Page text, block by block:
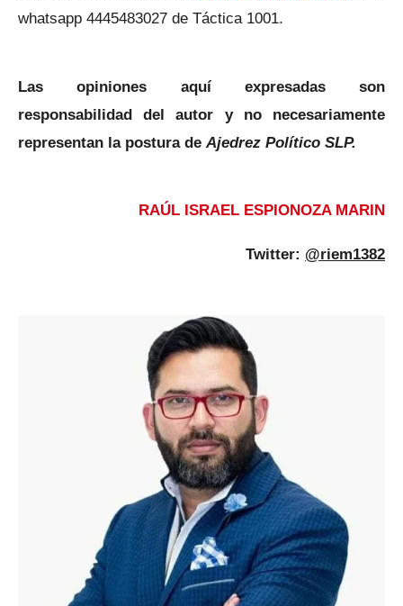
whatsapp 4445483027 de Táctica 1001.
Las opiniones aquí expresadas son
responsabilidad del autor y no necesariamente
representan la postura de Ajedrez Político SLP.
RAÚL ISRAEL ESPIONOZA MARIN
Twitter: @riem1382